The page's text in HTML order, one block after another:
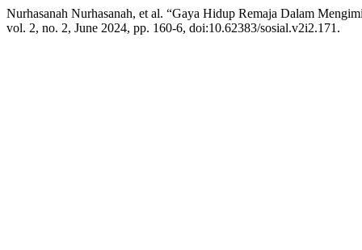
Nurhasanah Nurhasanah, et al. “Gaya Hidup Remaja Dalam
vol. 2, no. 2, June 2024, pp. 160-6, doi:10.62383/sosial.v2i2.171.